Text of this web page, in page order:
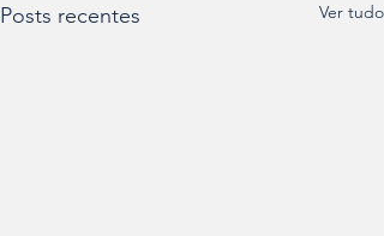
Posts recentes Ver tudo